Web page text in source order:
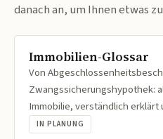
danach an, um Ihnen etwas
Immobilien-Glossar
Von
Zwangssicherungshypothek:
Immobilie, verständlich
IN PLANUNG